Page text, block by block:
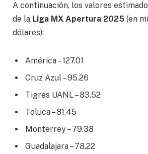
A continuación, los valores
de la Liga MX Apertura 2025 (en
dólares):
América – 127.01
Cruz Azul – 95.26
Tigres UANL – 83.52
Toluca – 81.45
Monterrey – 79.38
Guadalajara – 78.22